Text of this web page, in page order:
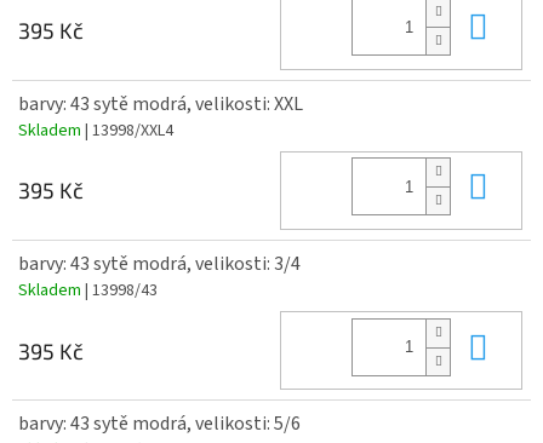
395 Kč
barvy: 43 sytě modrá, velikosti: XXL
Skladem | 13998/XXL4
395 Kč
barvy: 43 sytě modrá, velikosti: 3/4
Skladem | 13998/43
395 Kč
barvy: 43 sytě modrá, velikosti: 5/6